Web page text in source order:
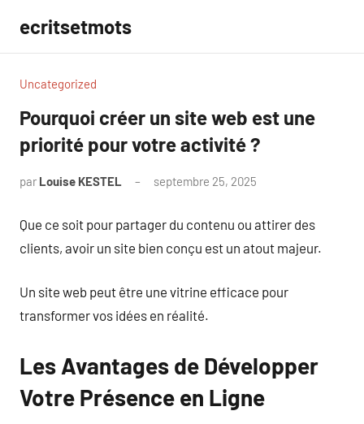
contenu
ecritsetmots
Uncategorized
Pourquoi créer un site web est une
priorité pour votre activité ?
par Louise KESTEL septembre 25, 2025
Que ce soit pour partager du contenu ou attirer des
clients, avoir un site bien conçu est un atout majeur.
Un site web peut être une vitrine efficace pour
transformer vos idées en réalité.
Les Avantages de Développer
Votre Présence en Ligne